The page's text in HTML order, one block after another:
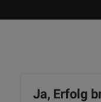
Ja, Erfolg